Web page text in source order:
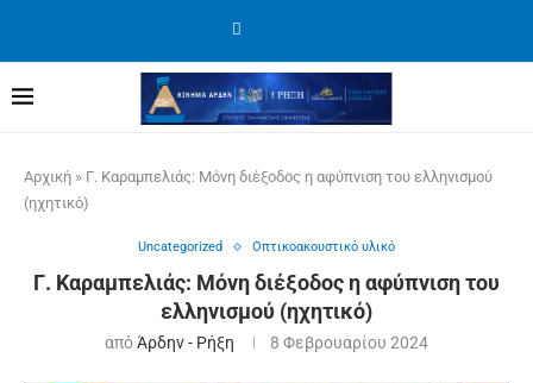
Αρχική » Γ. Καραμπελιάς: Μόνη διέξοδος η αφύπνιση του ελληνισμού
(ηχητικό)
Uncategorized Οπτικοακουστικό υλικό
Γ. Καραμπελιάς: Μόνη διέξοδος η αφύπνιση του
ελληνισμού (ηχητικό)
απόΆρδην - Ρήξη 8 Φεβρουαρίου 2024